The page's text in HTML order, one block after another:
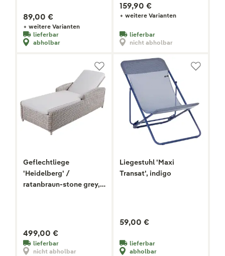
89,00 €
+ weitere Varianten
lieferbar
abholbar
159,90 €
+ weitere Varianten
lieferbar
nicht abholbar
Geflechtliege
'Heidelberg' /
ratanbraun-stone grey,
499,00 €
lieferbar
nicht abholbar
Liegestuhl 'Maxi
Transat', indigo
59,00 €
lieferbar
abholbar